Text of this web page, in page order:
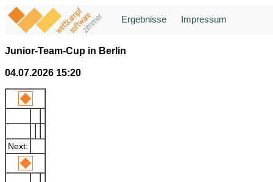
Ergebnisse Impressum
Junior-Team-Cup in Berlin
04.07.2026 15:20
Next: